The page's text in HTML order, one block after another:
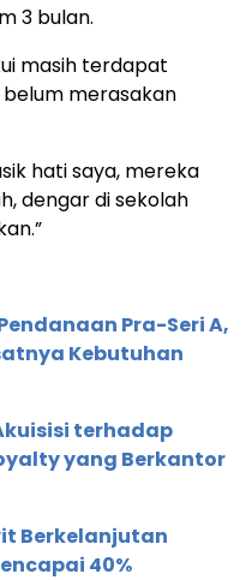
3 bulan.
masih terdapat
merasakan
hati saya, mereka
dengar di sekolah
Pra-Seri A,
Kebutuhan
terhadap
yang Berkantor
Berkelanjutan
40%